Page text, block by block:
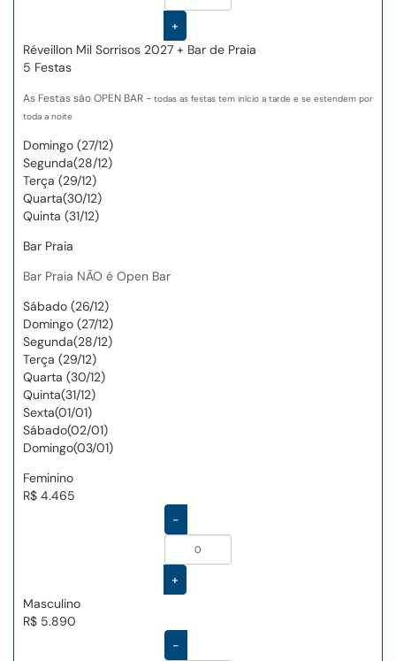
+
Réveillon Mil Sorrisos 2027 + Bar de Praia
5 Festas
As Festas são OPEN BAR - todas as festas tem início a tarde e se estendem por
toda a noite
Domingo (27/12)
Segunda(28/12)
Terça (29/12)
Quarta(30/12)
Quinta (31/12)
Bar Praia
Bar Praia NÃO é Open Bar
Sábado (26/12)
Domingo (27/12)
Segunda(28/12)
Terça (29/12)
Quarta (30/12)
Quinta(31/12)
Sexta(01/01)
Sábado(02/01)
Domingo(03/01)
Feminino
R$ 4.465
-
+
Masculino
R$ 5.890
-